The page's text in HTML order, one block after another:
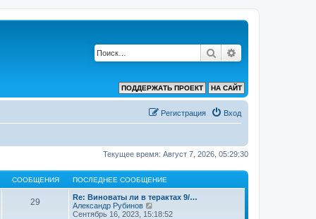
Поиск
НА САЙТ
ПОДДЕРЖАТЬ ПРОЕКТ
Вход
Регистрация
Текущее время: Август 7, 2026, 05:29:30
СООБЩЕНИЯ ПОСЛЕДНЕЕ СООБЩЕНИЕ
29
Re: Виноваты ли в терактах 9/…
Александр Рубинов
е
Сентябрь 16, 2023, 15:18:52